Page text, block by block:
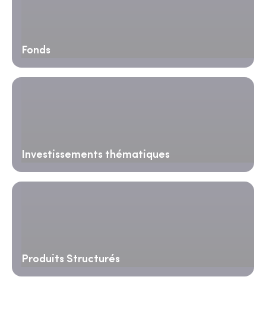
Fonds
Investissements thématiques
Produits Structurés